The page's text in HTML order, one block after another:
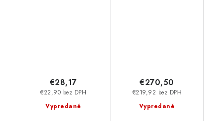
Vypredané
€22,90 bez DPH
€28,17
Vypredané
€219,92 bez DPH
€270,50